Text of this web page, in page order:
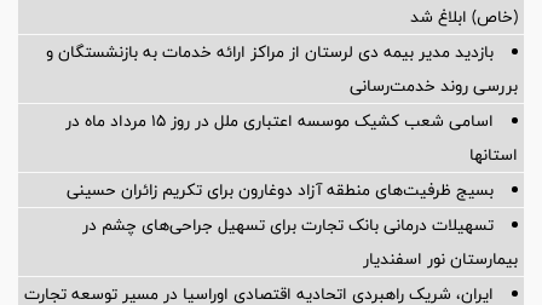
(خاص) ابلاغ شد
بازدید مدیر بیمه دی لرستان از مراکز ارائه خدمات به بازنشستگان و
بررسی روند خدمت‌رسانی
اسامی شعب کشیک موسسه اعتباری ملل در روز 15 مرداد ماه در
استانها
بسیج ظرفیت‌های منطقه آزاد دوغارون برای تکریم زائران حسینی
تسهیلات درمانی بانک تجارت برای تسهیل جراحی‌های چشم در
بیمارستان نور اسفندیار
ایران، شریک راهبردی اتحادیه اقتصادی اوراسیا در مسیر توسعه تجارت